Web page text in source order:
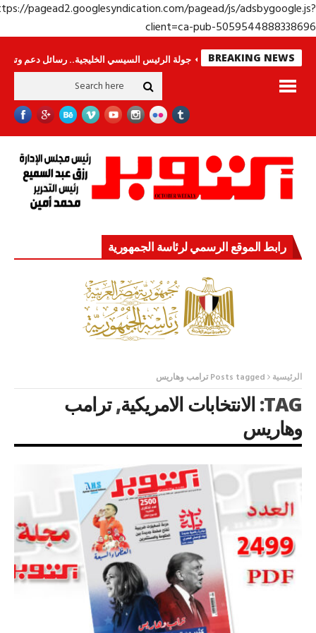
https://pagead2.googlesyndication.com/pagead/js/
client=ca-pub-
BREAKING NEWS
وحراس لا ينامون جولة الرئيس السيسي الخليجية.. رسائل دعم وتضامن
رابط الموقع الرسمي لرئاسة الجمهورية
الرئيسية Posts tagged ترامب وهاريس
TAG: الانتخابات الامريكية,ترامب
وهاريس